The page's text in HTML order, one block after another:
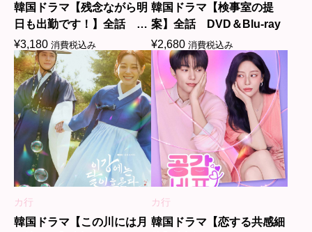
韓国ドラマ【残念ながら明
日も出勤です！】全話
DVD＆Blu-ray
¥3,180 消費税込み
韓国ドラマ【検事室の提
案】全話 DVD＆Blu-ray
¥2,680 消費税込み
カ行
韓国ドラマ【この川には月
カ行
韓国ドラマ【恋する共感細